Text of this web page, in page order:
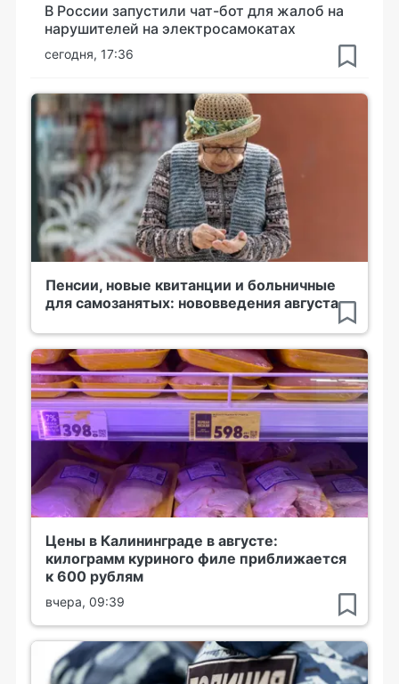
В России запустили чат-бот для жалоб на
нарушителей на электросамокатах
сегодня, 17:36
Пенсии, новые квитанции и больничные
для самозанятых: нововведения августа
Цены в Калининграде в августе:
килограмм куриного филе приближается
к 600 рублям
вчера, 09:39